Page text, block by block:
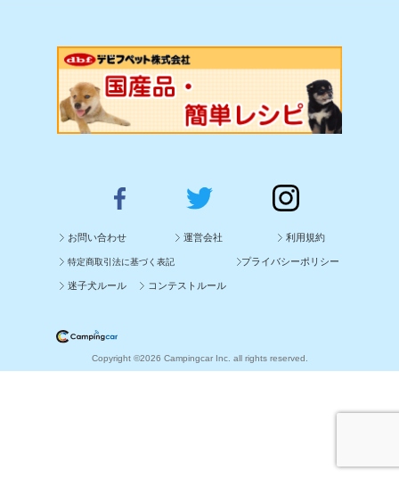
お問い合わせ 運営会社 利用規約
特定商取引法に基づく表記 プライバシーポリシー
迷子犬ルール コンテストルール
Copyright ©2026 Campingcar Inc. all rights reserved.